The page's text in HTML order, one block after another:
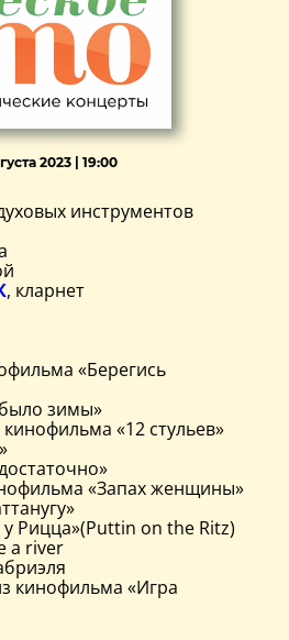
2023 | 19:00
инструментов
, кларнет
«Берегись
зимы»
«12 стульев»
«Запах женщины»
у Рицца»(Puttin on the Ritz)
a river
кинофильма «Игра